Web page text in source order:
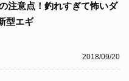
2018/09/20
注意点！釣れすぎて怖いダ
型エギ